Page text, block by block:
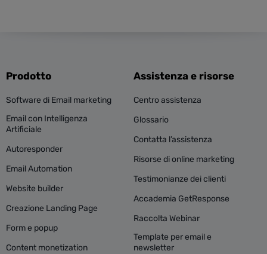
Prodotto
Software di Email marketing
Email con Intelligenza
Artificiale
Autoresponder
Email Automation
Website builder
Creazione Landing Page
Form e popup
Content monetization
Assistenza e risorse
Centro assistenza
Glossario
Contatta l’assistenza
Risorse di online marketing
Testimonianze dei clienti
Accademia GetResponse
Raccolta Webinar
Template per email e
newsletter